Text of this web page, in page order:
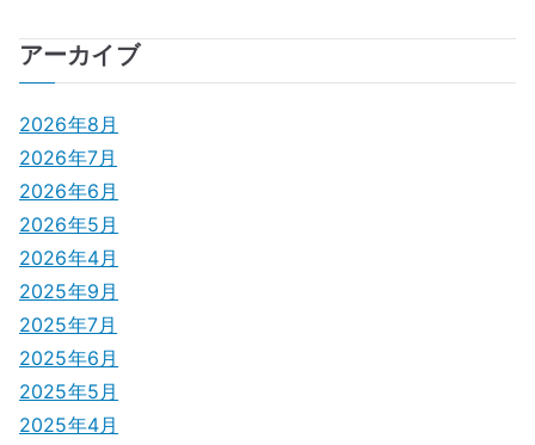
アーカイブ
2026年8月
2026年7月
2026年6月
2026年5月
2026年4月
2025年9月
2025年7月
2025年6月
2025年5月
2025年4月